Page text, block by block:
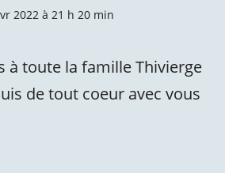
2022 à 21 h 20 min
à toute la famille Thivierge
de tout coeur avec vous